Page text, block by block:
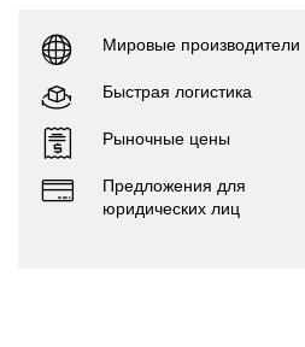
Мировые производители
Быстрая логистика
Рыночные цены
Предложения для
юридических лиц